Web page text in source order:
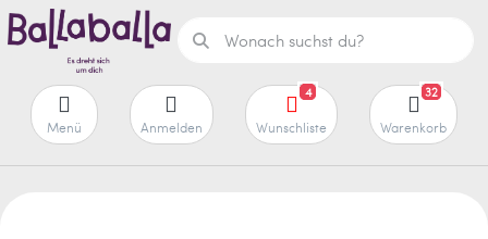
Menü Anmelden
4
Wunschliste
32
Warenkorb